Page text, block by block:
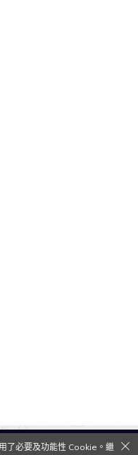
了必要及功能性 Cookie。繼